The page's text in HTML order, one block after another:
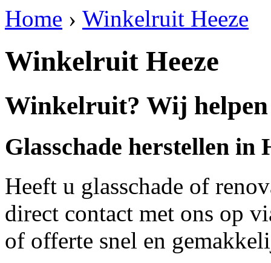
Home › Winkelruit Heeze
Winkelruit Heeze
Winkelruit? Wij helpen
Glasschade herstellen in
Heeft u glasschade of
direct contact met ons op
of offerte snel en